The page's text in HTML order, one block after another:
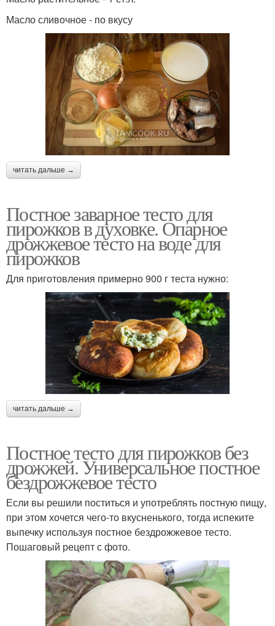
Масло сливочное - по вкусу
читать дальше →
Постное заварное тесто для
пирожков в духовке. Опарное
дрожжевое тесто на воде для
пирожков
Для приготовления примерно 900 г теста нужно:
читать дальше →
Постное тесто для пирожков без
дрожжей. Универсальное постное
бездрожжевое тесто
Если вы решили поститься и употреблять постную пищу,
при этом хочется чего-то вкусненького, тогда испеките
выпечку используя постное бездрожжевое тесто.
Пошаговый рецепт с фото.